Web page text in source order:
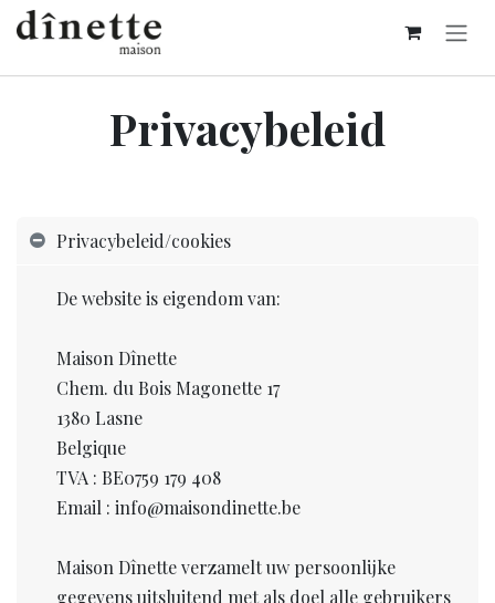
Overslaan naar inhoud
Privacybeleid
Privacybeleid/cookies
De website is eigendom van:
Maison Dînette
Chem. du Bois Magonette 17
1380 Lasne
Belgique
TVA : BE0759 179 408
Email : info@maisondinette.be
Maison Dînette verzamelt uw persoonlijke
gegevens uitsluitend met als doel alle gebruikers